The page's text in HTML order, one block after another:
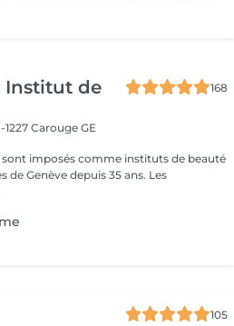
Institut de
168
1227 Carouge GE
imposés comme instituts de beauté
Genève depuis 35 ans. Les
105